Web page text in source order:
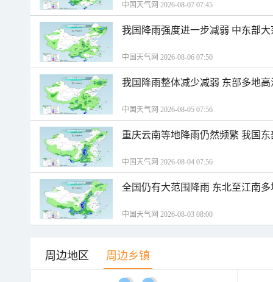
中国天气网 2026-08-07 07:45
我国降雨强度进一步减弱 中东部
中国天气网 2026-08-06 07:50
我国降雨整体减少减弱 东部多地
中国天气网 2026-08-05 07:56
重庆云南等地降雨仍然频繁 我国
中国天气网 2026-08-04 07:56
全国仍有大范围降雨 东北至江南
中国天气网 2026-08-03 08:00
周边地区 周边乡镇